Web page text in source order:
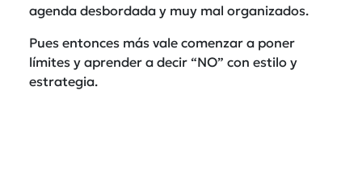
agenda desbordada y muy mal organizados.
Pues entonces más vale comenzar a poner
límites y aprender a decir “NO” con estilo y
estrategia.